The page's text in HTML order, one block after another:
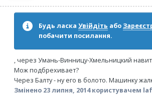
Будь ласка Увійдіть або
побачити посилання.
, через Умань-Винницу-Хмельницкий
Мож подбрехивает?
Через Балту - ну его в болото. Машинку
Змінено 23 липня, 2014користувачем